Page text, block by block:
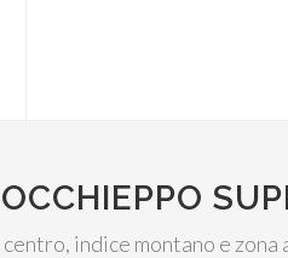
indice montano e